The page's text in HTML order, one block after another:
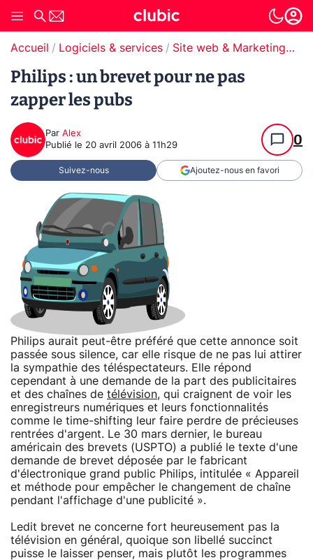
Accueil Logiciels & services Site web & Marketing Digital
Philips : un brevet pour ne pas
zapper les pubs
Par Alex
Publié le 20 avril 2006 à 11h29 0
Suivez-nous Ajoutez-nous en favori
Philips aurait peut-être préféré que cette annonce soit
passée sous silence, car elle risque de ne pas lui attirer
la sympathie des téléspectateurs. Elle répond
cependant à une demande de la part des publicitaires
et des chaînes de télévision, qui craignent de voir les
enregistreurs numériques et leurs fonctionnalités
comme le time-shifting leur faire perdre de précieuses
rentrées d'argent. Le 30 mars dernier, le bureau
américain des brevets (USPTO) a publié le texte d'une
demande de brevet déposée par le fabricant
d'électronique grand public Philips, intitulée « Appareil
et méthode pour empêcher le changement de chaîne
pendant l'affichage d'une publicité ».
Ledit brevet ne concerne fort heureusement pas la
télévision en général, quoique son libellé succinct
puisse le laisser penser, mais plutôt les programmes